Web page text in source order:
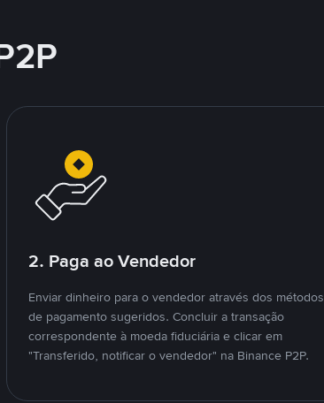
2. Paga ao Vendedor
Enviar dinheiro para o vendedor através dos métodos
de pagamento sugeridos. Concluir a transação
correspondente à moeda fiduciária e clicar em
"Transferido, notificar o vendedor" na Binance P2P.